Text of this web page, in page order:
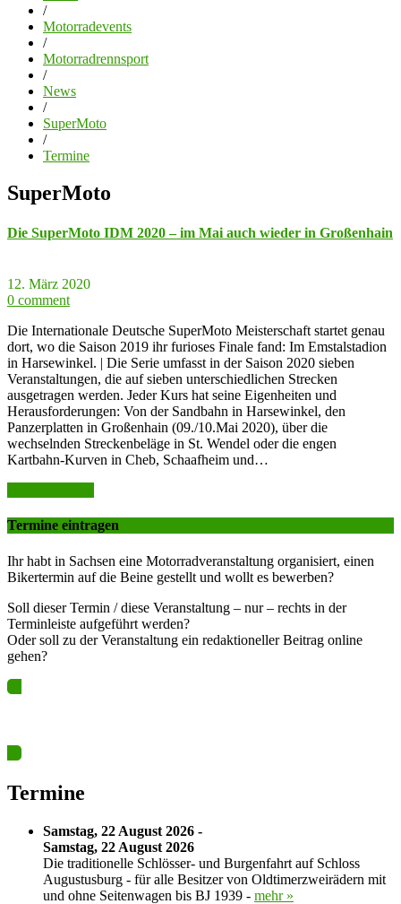
/
Motorradevents
/
Motorradrennsport
/
News
/
SuperMoto
/
Termine
SuperMoto
Die SuperMoto IDM 2020 – im Mai auch wieder in Großenhain
12. März 2020
0 comment
Die Internationale Deutsche SuperMoto Meisterschaft startet genau
dort, wo die Saison 2019 ihr furioses Finale fand: Im Emstalstadion
in Harsewinkel. | Die Serie umfasst in der Saison 2020 sieben
Veranstaltungen, die auf sieben unterschiedlichen Strecken
ausgetragen werden. Jeder Kurs hat seine Eigenheiten und
Herausforderungen: Von der Sandbahn in Harsewinkel, den
Panzerplatten in Großenhain (09./10.Mai 2020), über die
wechselnden Streckenbeläge in St. Wendel oder die engen
Kartbahn-Kurven in Cheb, Schaafheim und…
Termine eintragen
Ihr habt in Sachsen eine Motorradveranstaltung organisiert, einen
Bikertermin auf die Beine gestellt und wollt es bewerben?
Soll dieser Termin / diese Veranstaltung – nur – rechts in der
Terminleiste aufgeführt werden?
Oder soll zu der Veranstaltung ein redaktioneller Beitrag online
gehen?
Termine
Samstag, 22 August 2026 -
Samstag, 22 August 2026
Die traditionelle Schlösser- und Burgenfahrt auf Schloss
Augustusburg - für alle Besitzer von Oldtimerzweirädern mit
und ohne Seitenwagen bis BJ 1939 - mehr »